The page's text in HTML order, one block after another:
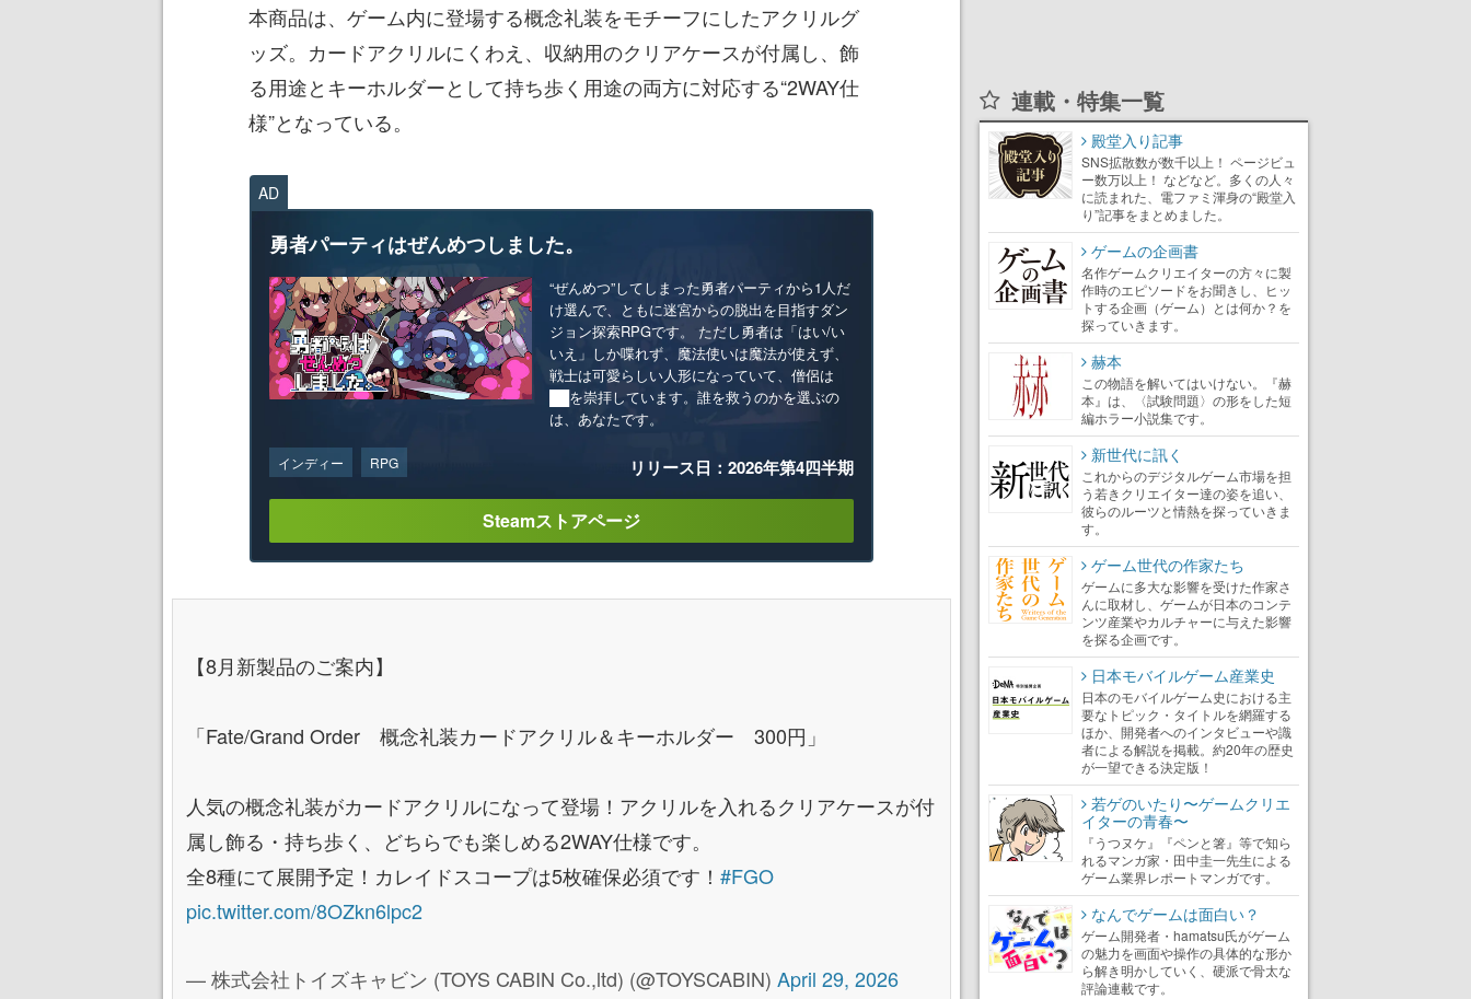
本商品は、ゲーム内に登場する概念礼装をモチーフにしたアクリルグ
ッズ。カードアクリルにくわえ、収納用のクリアケースが付属し、飾
る用途とキーホルダーとして持ち歩く用途の両方に対応する“2WAY仕
様”となっている。
AD
勇者パーティはぜんめつしました。
“ぜんめつ”してしまった勇者パーティから1人だ
け選んで、ともに迷宮からの脱出を目指すダン
ジョン探索RPGです。 ただし勇者は「はい/い
いえ」しか喋れず、魔法使いは魔法が使えず、
戦士は可愛らしい人形になっていて、僧侶は
██を崇拝しています。誰を救うのかを選ぶの
は、あなたです。
インディー RPG リリース日：2026年第4四半期
Steamストアページ
【8月新製品のご案内】
「Fate/Grand Order 概念礼装カードアクリル＆キーホルダー 300円」
人気の概念礼装がカードアクリルになって登場！アクリルを入れるクリアケースが付
属し飾る・持ち歩く、どちらでも楽しめる2WAY仕様です。
全8種にて展開予定！カレイドスコープは5枚確保必須です！ #FGO
pic.twitter.com/8OZkn6lpc2
— 株式会社トイズキャビン (TOYS CABIN Co.,ltd) (@TOYSCABIN) April 29, 2026
連載・特集一覧
殿堂入り記事
SNS拡散数が数千以上！ ページビュ
ー数万以上！ などなど。多くの人々
に読まれた、電ファミ渾身の“殿堂入
り”記事をまとめました。
ゲームの企画書
名作ゲームクリエイターの方々に製
作時のエピソードをお聞きし、ヒッ
トする企画（ゲーム）とは何か？を
探っていきます。
赫本
この物語を解いてはいけない。『赫
本』は、〈試験問題〉の形をした短
編ホラー小説集です。
新世代に訊く
これからのデジタルゲーム市場を担
う若きクリエイター達の姿を追い、
彼らのルーツと情熱を探っていきま
す。
ゲーム世代の作家たち
ゲームに多大な影響を受けた作家さ
んに取材し、ゲームが日本のコンテ
ンツ産業やカルチャーに与えた影響
を探る企画です。
日本モバイルゲーム産業史
日本のモバイルゲーム史における主
要なトピック・タイトルを網羅する
ほか、開発者へのインタビューや識
者による解説を掲載。約20年の歴史
が一望できる決定版！
若ゲのいたり〜ゲームクリエ
イターの青春〜
『うつヌケ』『ペンと箸』等で知ら
れるマンガ家・田中圭一先生による
ゲーム業界レポートマンガです。
なんでゲームは面白い？
ゲーム開発者・hamatsu氏がゲーム
の魅力を画面や操作の具体的な形か
ら解き明かしていく、硬派で骨太な
評論連載です。